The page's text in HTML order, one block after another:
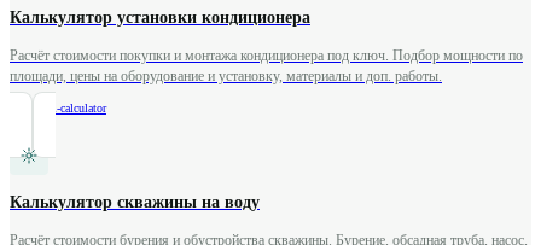
Калькулятор установки кондиционера
Расчёт стоимости покупки и монтажа кондиционера под ключ. Подбор мощности по
площади, цены на оборудование и установку, материалы и доп. работы.
ac-install-calculator
Калькулятор скважины на воду
Расчёт стоимости бурения и обустройства скважины. Бурение, обсадная труба, насос,